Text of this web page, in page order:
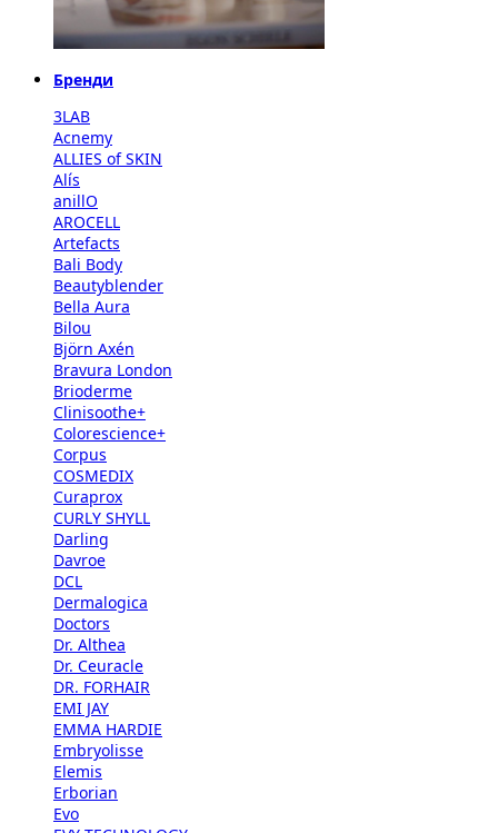
Бренди
3LAB
Acnemy
ALLIES of SKIN
Alís
anillO
AROCELL
Artefacts
Bali Body
Beautyblender
Bella Aura
Bilou
Björn Axén
Bravura London
Brioderme
Clinisoothe+
Colorescience+
Corpus
COSMEDIX
Curaprox
CURLY SHYLL
Darling
Davroe
DCL
Dermalogica
Doctors
Dr. Althea
Dr. Ceuracle
DR. FORHAIR
EMI JAY
EMMA HARDIE
Embryolisse
Elemis
Erborian
Evo